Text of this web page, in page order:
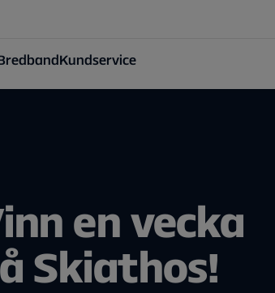
Kundservice
en vecka
Skiathos!